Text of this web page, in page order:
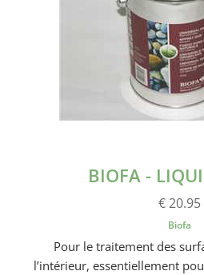
BIOFA -
€ 20.95
Biofa
Pour le traitement des
l’intérieur, essentiellement